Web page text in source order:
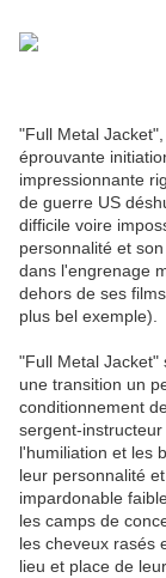
"Full Metal
éprouvante
impressionnante
de guerre US
difficile voire
personnalité et
dans l'engrenage
dehors de ses
plus bel exemple).
"Full Metal Jacket"
une transition un
conditionnement
sergent-
l'humiliation et les
leur personnalité
impardonable
les camps de
les cheveux rasés
lieu et place de